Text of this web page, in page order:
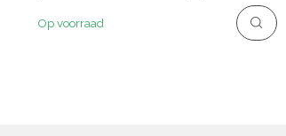
Op voorraad